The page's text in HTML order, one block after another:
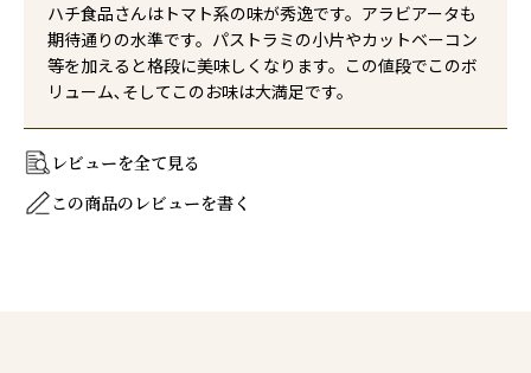
ハチ食品さんはトマト系の味が秀逸です。アラビアータも
期待通りの水準です。パストラミの小片やカットベーコン
等を加えると格段に美味しくなります。この値段でこのボ
リューム､そしてこのお味は大満足です。
レビューを全て見る
この商品のレビューを書く